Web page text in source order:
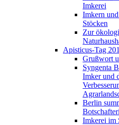
Imkerei
Imkern
Stöcken
Zur
Apisticus-Tag
Grußwort
Syngenta
Imker und
Berlin
Imkerei im